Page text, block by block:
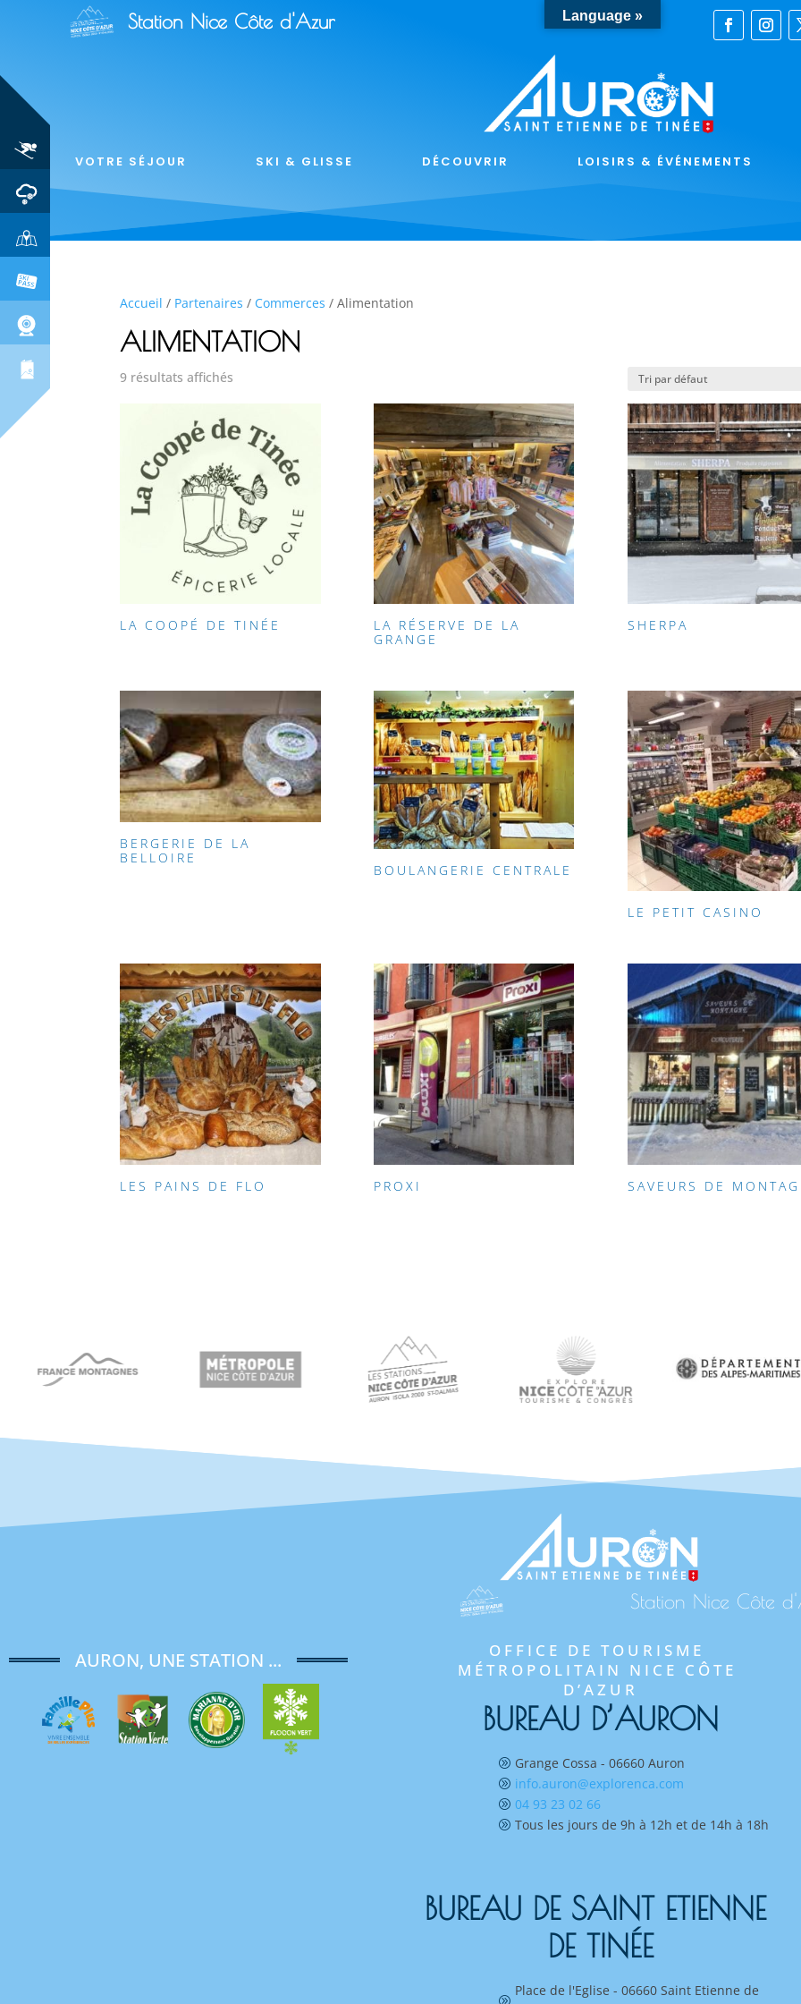
Station Nice Côte d'Azur
VOTRE SÉJOUR SKI & GLISSE DÉCOUVRIR LOISIRS & ÉVÉNEMENTS
Accueil / Partenaires / Commerces / Alimentation
ALIMENTATION
9 résultats affichés
LA COOPÉ DE TINÉE
LA RÉSERVE DE LA
GRANGE
SHERPA
BERGERIE DE LA
BELLOIRE
BOULANGERIE CENTRALE
LE PETIT CASINO
LES PAINS DE FLO PROXI SAVEURS DE
Station Nice Côte
AURON, UNE STATION ...
OFFICE DE TOURISME
MÉTROPOLITAIN NICE CÔTE
D’AZUR
BUREAU D’AURON
A Grange Cossa - 06660 Auron
A info.auron@explorenca.com
A 04 93 23 02 66
A Tous les jours de 9h à 12h et de 14h à 18h
BUREAU DE SAINT ETIENNE
DE TINÉE
A
Place de l'Eglise - 06660 Saint Etienne de
Language »